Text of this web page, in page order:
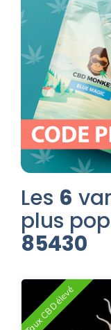
Les 6
plus
85430
Taux CBD élevé